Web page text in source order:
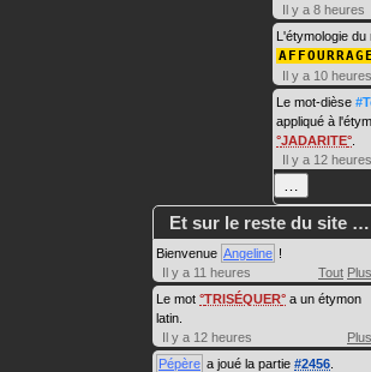
Il y a 8 heures
L'étymologie du
Il y a 10 heures
Le mot-dièse
appliqué à
JADARITE
Il y a 12 heures
Et sur le reste du site …
Bienvenue Angeline !
Il y a 11 heures
Tout
Le mot TRISÉQUER a un étymon
latin.
Il y a 12 heures
Pépère a joué la partie #2456